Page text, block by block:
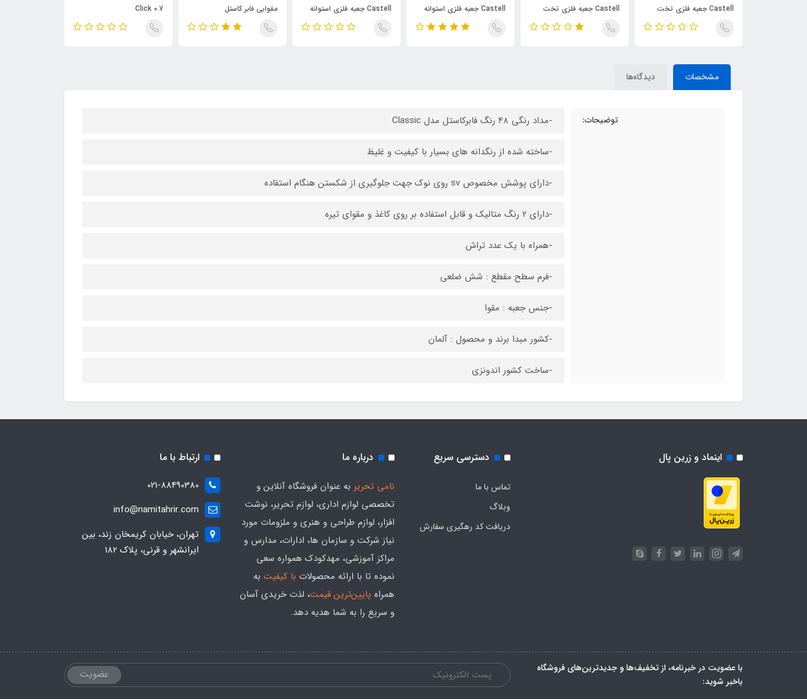
Castell جعبه فلزی تخت
طرح کلاسیک 60 رنگ
Castell جعبه فلزی تخت
کلاسیک 100 رنگ
Castell جعبه فلزی استوانه
طرح قلعه 24 رنگ
Castell جعبه فلزی استوانه
طرح قلعه 12رنگ
مقوایی فابر کاستل
Click 0.7
مشخصات دیدگاه‌ها
توضیحات: -مداد رنگی 48 رنگ فابرکاستل مدل Classic
-ساخته شده از رنگدانه های بسیار با کیفیت و غلیظ
-دارای پوشش مخصوص sv روی نوک جهت جلوگیری از شکستن هنگام استفاده
-دارای 2 رنگ متالیک و قابل استفاده بر روی کاغذ و مقوای تیره
-همراه با یک عدد تراش
-فرم سطح مقطع : شش ضلعی
-جنس جعبه : مقوا
-کشور مبدا برند و محصول : آلمان
-ساخت کشور اندونزی
اینماد و زرین پال دسترسی سریع
تماس با ما
وبلاگ
دریافت کد رهگیری سفارش
درباره ما
نامی تحریر به عنوان فروشگاه آنلاین و
تخصصی لوازم اداری، لوازم تحریر، نوشت
افزار، لوازم طراحی و هنری و ملزومات مورد
نیاز شرکت و سازمان ها، ادارات، مدارس و
مراکز آموزشی، مهدکودک همواره سعی
نموده تا با ارائه محصولات با کیفیتبه
همراه پایین‌ترین قیمت، لذت خریدی آسان
و سریع را به شما هدیه‌ دهد.
ارتباط با ما
021-88490380
info@namitahrir.com
تهران، خیابان کریمخان زند، بین
ایرانشهر و قرنی، پلاک 182
با عضویت در خبرنامه، از تخفیف‌ها و جدیدترین‌های فروشگاه
باخبر شوید:
عضویت